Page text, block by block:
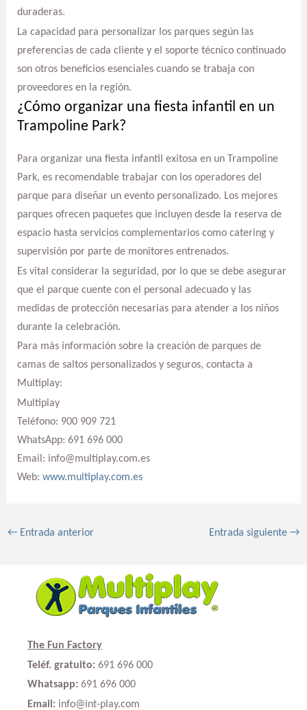
duraderas.
La capacidad para personalizar los parques según las
preferencias de cada cliente y el soporte técnico continuado
son otros beneficios esenciales cuando se trabaja con
proveedores en la región.
¿Cómo organizar una fiesta infantil en un
Trampoline Park?
Para organizar una fiesta infantil exitosa en un Trampoline
Park, es recomendable trabajar con los operadores del
parque para diseñar un evento personalizado. Los mejores
parques ofrecen paquetes que incluyen desde la reserva de
espacio hasta servicios complementarios como catering y
supervisión por parte de monitores entrenados.
Es vital considerar la seguridad, por lo que se debe asegurar
que el parque cuente con el personal adecuado y las
medidas de protección necesarias para atender a los niños
durante la celebración.
Para más información sobre la creación de parques de
camas de saltos personalizados y seguros, contacta a
Multiplay:
Multiplay
Teléfono: 900 909 721
WhatsApp: 691 696 000
Email: info@multiplay.com.es
Web: www.multiplay.com.es
←Entrada anterior Entrada siguiente→
The Fun Factory
Teléf. gratuito: 691 696 000
Whatsapp: 691 696 000
Email: info@int-play.com